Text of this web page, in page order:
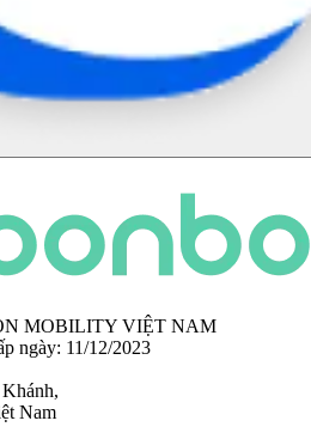
MOBILITY VIỆT NAM
ngày: 11/12/2023
Nam